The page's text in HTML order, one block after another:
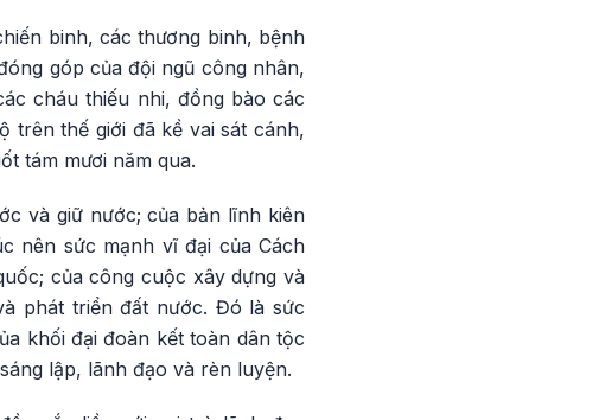
binh, các thương binh, bệnh
góp của đội ngũ công nhân,
cháu thiếu nhi, đồng bào các
trên thế giới đã kề vai sát cánh,
tám mươi năm qua.
và giữ nước; của bản lĩnh kiên
nên sức mạnh vĩ đại của Cách
của công cuộc xây dựng và
phát triển đất nước. Đó là sức
khối đại đoàn kết toàn dân tộc
lập, lãnh đạo và rèn luyện.